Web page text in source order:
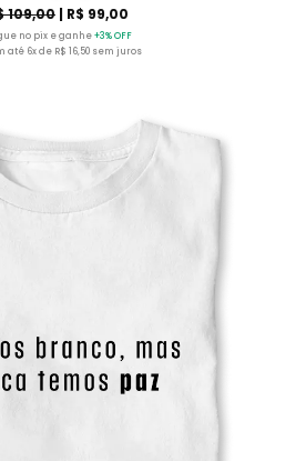
109,00 | R$ 99,00
no pix e ganhe+3% OFF
até 6x de R$ 16,50 sem juros